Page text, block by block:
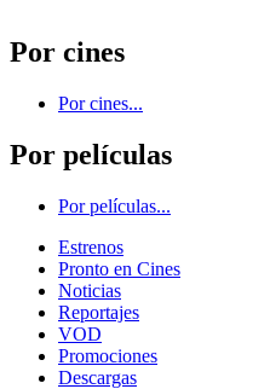
Por cines
Por cines...
Por películas
Por películas...
Estrenos
Pronto en Cines
Noticias
Reportajes
VOD
Promociones
Descargas